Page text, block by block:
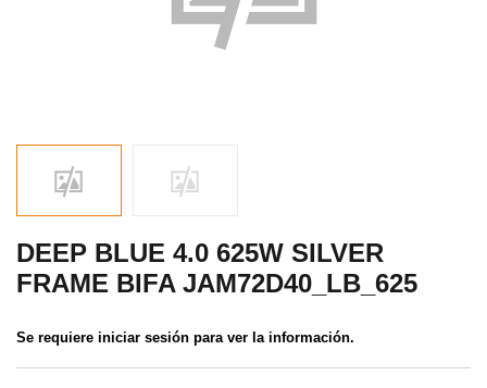
Registro
Iniciar sesión
Olvidé mi contraseña
DEEP BLUE 4.0 625W SILVER
FRAME BIFA JAM72D40_LB_625
Se requiere iniciar sesión para ver la información.